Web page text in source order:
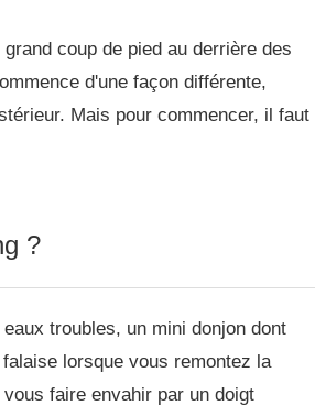
coup de pied au derrière des
d'une façon différente,
Mais pour commencer, il faut
?
troubles, un mini donjon dont
lorsque vous remontez la
faire envahir par un doigt